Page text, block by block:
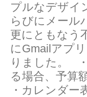
プルなデザ
らびにメール
更にともなう
にGmailアプ
りました。
る場合、予算
・カレンダー